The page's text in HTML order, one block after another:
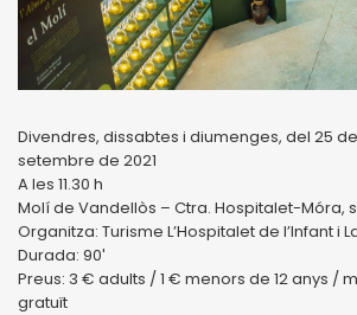
Divendres, dissabtes i diumenges, del 25 de
setembre de 2021
A les 11.30 h
Molí de Vandellòs – Ctra. Hospitalet-Móra,
Organitza: Turisme L’Hospitalet de l’Infant i
Durada: 90′
Preus: 3 € adults / 1 € menors de 12 anys /
gratuït